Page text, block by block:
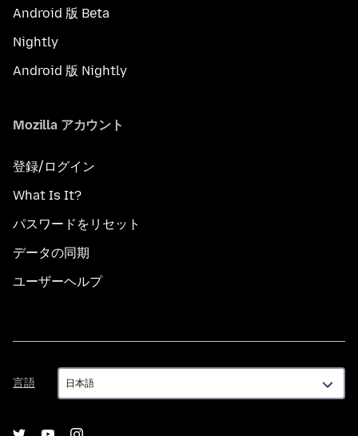
Android 版 Beta
Nightly
Android 版 Nightly
Mozilla アカウント
登録/ログイン
What Is It?
パスワードをリセット
データの同期
ユーザーヘルプ
言語
言
語